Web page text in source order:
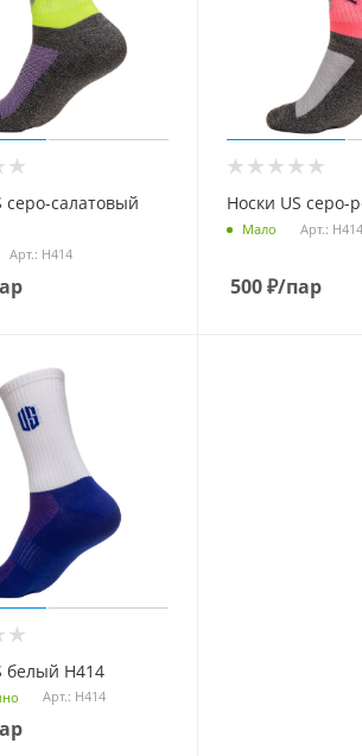
серо-салатовый
Арт.: Н414
Носки US серо-
Мало Арт.: Н414
500₽/пар
белый Н414
Арт.: Н414